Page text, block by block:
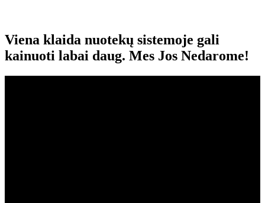
Viena klaida nuotekų sistemoje gali
kainuoti labai daug. Mes Jos Nedarome!